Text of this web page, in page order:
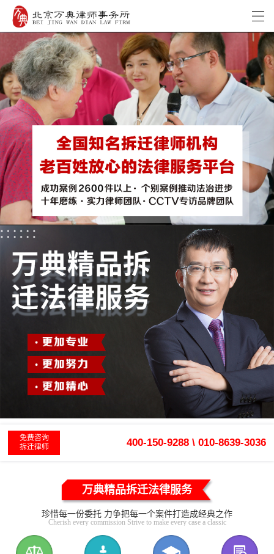
免费咨询
拆迁律师
400-150-9288 \ 010-8639-3036
万典精品拆迁法律服务
珍惜每一份委托 力争把每一个案件打造成经典之作
Cherish every commission Strive to make every case a classic